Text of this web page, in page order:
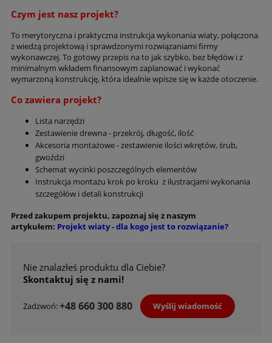
Czym jest nasz projekt?
To merytoryczna i praktyczna instrukcja wykonania wiaty, połączona
z wiedzą projektową i sprawdzonymi rozwiązaniami firmy
wykonawczej. To gotowy przepis na to jak szybko, bez błędów i z
minimalnym wkładem finansowym zaplanować i wykonać
wymarzoną konstrukcję, która idealnie wpisze się w każde otoczenie.
Co zawiera projekt?
Lista narzędzi
Zestawienie drewna - przekrój, długość, ilość
Akcesoria montażowe - zestawienie ilości wkrętów, śrub,
gwoździ
Schemat wycinki poszczególnych elementów
Instrukcja montażu krok po kroku z ilustracjami wykonania
szczegółów i detali konstrukcji
Przed zakupem projektu, zapoznaj się z naszym
artykułem: Projekt wiaty - dla kogo jest to rozwiązanie?
Nie znalazłeś produktu dla Ciebie?
Skontaktuj się z nami!
Zadzwoń:+48 660 300 880 Wyślij wiadomość